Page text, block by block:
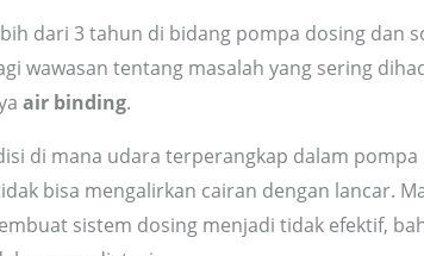
dari 3 tahun di bidang pompa dosing dan
wawasan tentang masalah yang sering
air binding.
di mana udara terperangkap dalam pompa
bisa mengalirkan cairan dengan lancar.
sistem dosing menjadi tidak efektif,